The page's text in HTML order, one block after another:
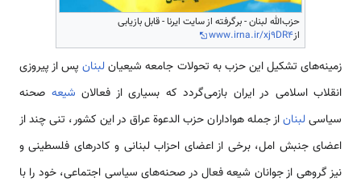
حزب‌الله لبنان - برگرفته از سایت ایرنا - قابل بازیابی
ازwww.irna.ir/xj9DR4
زمینه‌های تشکیل این حزب به تحولات جامعه شیعیانلبنانپس از پیروزی
انقلاب اسلامی‌ در ایران بازمی‌گردد که بسیاری از فعالان شیعه صحنه
سیاسیلبناناز جمله هواداران حزب الدعوة عراق در این کشور، تنی چند از
اعضای جنبش امل، برخی از اعضای احزاب لبنانی و کادرهای فلسطینی و
نیز گروهی از جوانان شیعه فعال در صحنه‌های سیاسی اجتماعی، خود را با